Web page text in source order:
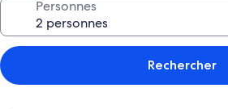
Personnes
Rechercher